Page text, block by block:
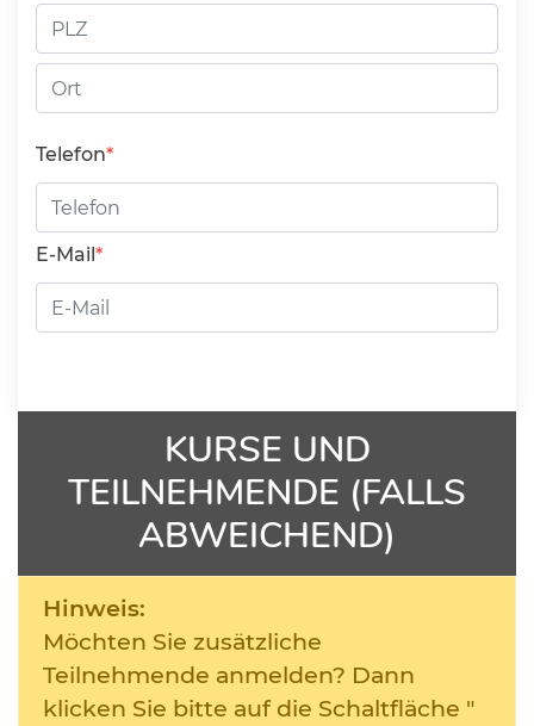
PLZ
Ort
Telefon
E-Mail
KURSE UND
TEILNEHMENDE (FALLS
ABWEICHEND)
Hinweis:
Möchten Sie zusätzliche
Teilnehmende anmelden? Dann
klicken Sie bitte auf die Schaltfläche "